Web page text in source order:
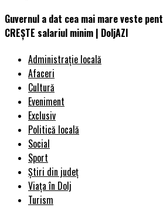
Guvernul a dat cea mai mare veste
CREȘTE salariul minim | DoljAZI
Administrație locală
Afaceri
Cultură
Eveniment
Exclusiv
Politică locală
Social
Sport
Știri din județ
Viața în Dolj
Turism